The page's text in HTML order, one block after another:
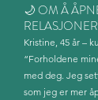
🌙 OM Å
RELASJONER
Kristine, 45 år –
“Forholdene
med deg. Jeg
som jeg er mer